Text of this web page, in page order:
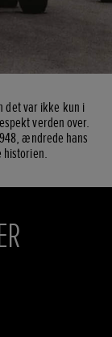
det var ikke kun i
verden over.
ændrede hans
historien.